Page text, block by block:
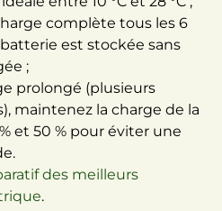
complète tous les 6
est stockée sans
;
prolongé (plusieurs
maintenez la charge de la
et 50 % pour éviter une
des meilleurs
.